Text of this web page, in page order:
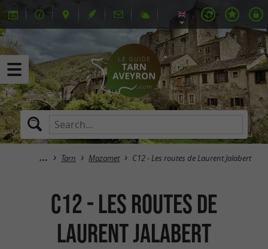
Tarn Mazamet C12 - Les routes de Laurent Jalabert
C12 - Les routes de
Laurent Jalabert